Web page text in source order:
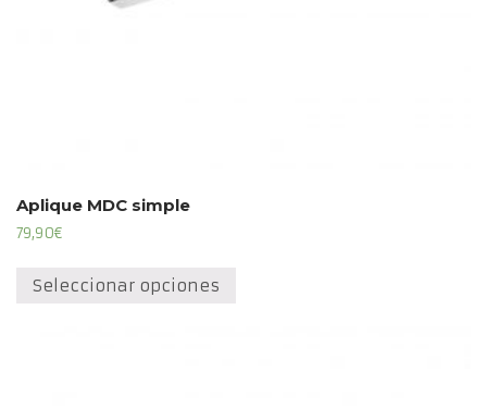
Aplique MDC simple
79,90€
Seleccionar opciones